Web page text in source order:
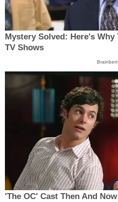
Mystery Solved: Here's
TV Shows
'The OC' Cast Then And